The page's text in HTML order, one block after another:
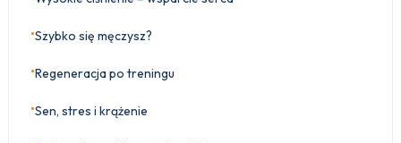
•Szybko się męczysz?
•Regeneracja po treningu
•Sen, stres i krążenie